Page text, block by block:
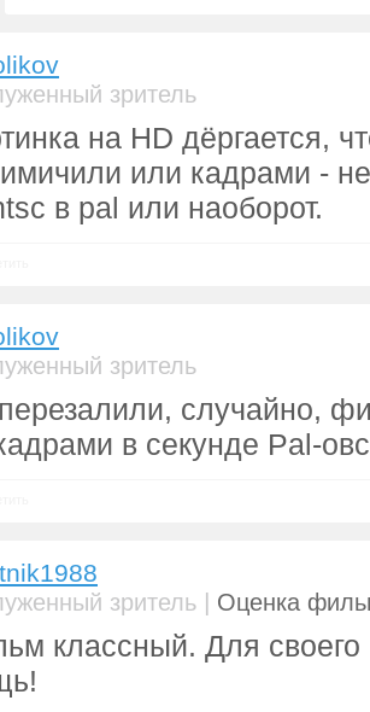
зритель
на HD дёргается,
или кадрами -
в pal или наоборот.
зритель
случайно,
в секунде Pal-
зритель | Оценка
классный. Для